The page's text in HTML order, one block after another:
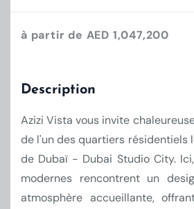
à partir de AED 1,047,200
Description
Azizi Vista vous invite
de l'un des quartiers résidentiels
de Dubaï - Dubai Studio City.
modernes rencontrent un
atmosphère accueillante,